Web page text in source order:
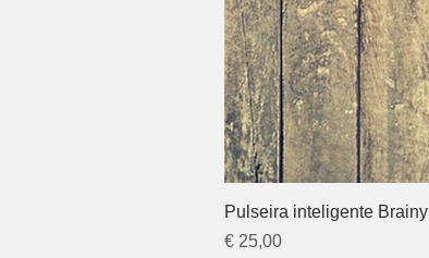
Pulseira inteligente Brainy
Preço
€ 25,00